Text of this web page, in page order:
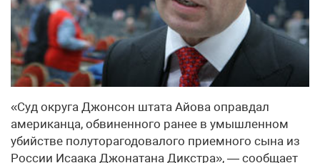
«Суд округа Джонсон штата Айова оправдал
американца, обвиненного ранее в умышленном
убийстве полуторагодовалого приемного сына из
России Исаака Джонатана Дикстра», — сообщает